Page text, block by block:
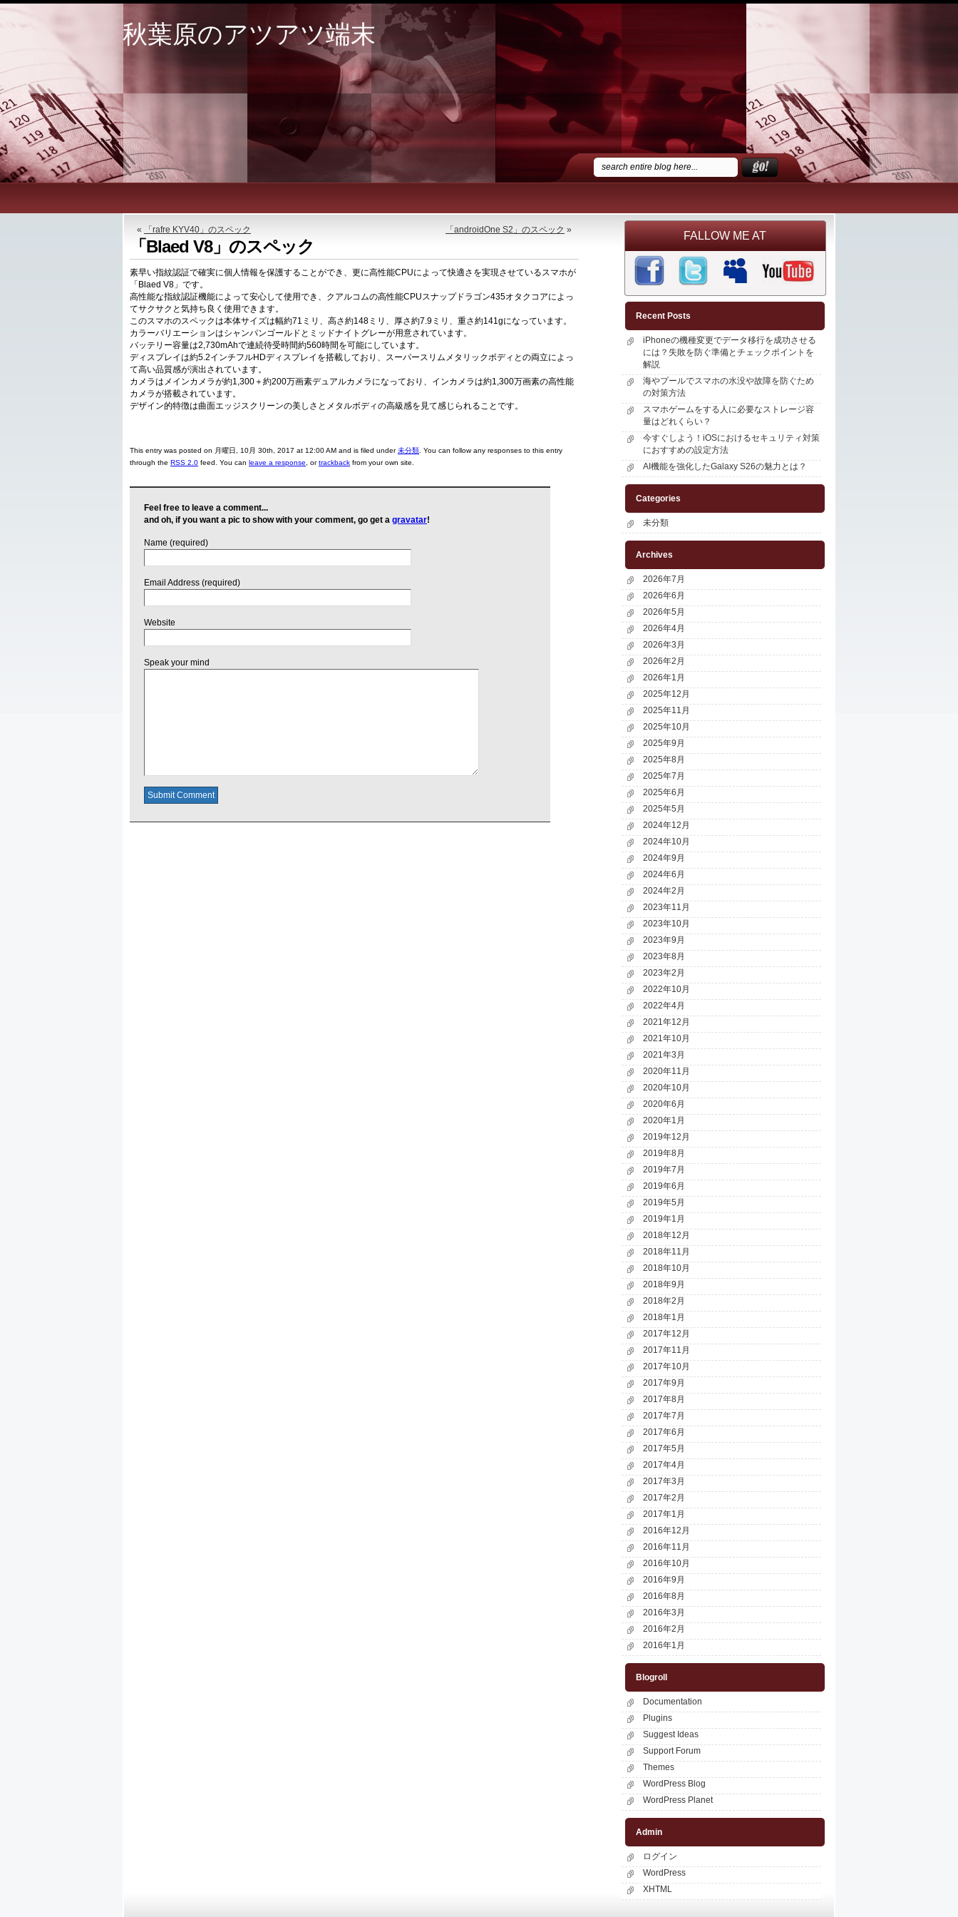
秋葉原のアツアツ端末
« 「rafre KYV40」のスペック 「androidOne S2」のスペック »
「Blaed V8」のスペック
素早い指紋認証で確実に個人情報を保護することができ、更に高性能CPUによって快適さを実現させているスマホが
「Blaed V8」です。
高性能な指紋認証機能によって安心して使用でき、クアルコムの高性能CPUスナップドラゴン435オタクコアによっ
てサクサクと気持ち良く使用できます。
このスマホのスペックは本体サイズは幅約71ミリ、高さ約148ミリ、厚さ約7.9ミリ、重さ約141gになっています。
カラーバリエーションはシャンパンゴールドとミッドナイトグレーが用意されています。
バッテリー容量は2,730mAhで連続待受時間約560時間を可能にしています。
ディスプレイは約5.2インチフルHDディスプレイを搭載しており、スーパースリムメタリックボディとの両立によっ
て高い品質感が演出されています。
カメラはメインカメラが約1,300＋約200万画素デュアルカメラになっており、インカメラは約1,300万画素の高性能
カメラが搭載されています。
デザイン的特徴は曲面エッジスクリーンの美しさとメタルボディの高級感を見て感じられることです。
This entry was posted on 月曜日, 10月 30th, 2017 at 12:00 AM and is filed under未分類 . You can follow any responses to this entry
through the RSS 2.0 feed. You can leave a response , ortrackback from your own site.
Feel free to leave a comment...
and oh, if you want a pic to show with your comment, go get a gravatar!
Name (required)
Email Address (required)
Website
Speak your mind
FALLOW ME AT
Recent Posts
iPhoneの機種変更でデータ移行を成功させる
には？失敗を防ぐ準備とチェックポイントを
解説
海やプールでスマホの水没や故障を防ぐため
の対策方法
スマホゲームをする人に必要なストレージ容
量はどれくらい？
今すぐしよう！iOSにおけるセキュリティ対策
におすすめの設定方法
AI機能を強化したGalaxy S26の魅力とは？
Categories
未分類
Archives
2026年7月
2026年6月
2026年5月
2026年4月
2026年3月
2026年2月
2026年1月
2025年12月
2025年11月
2025年10月
2025年9月
2025年8月
2025年7月
2025年6月
2025年5月
2024年12月
2024年10月
2024年9月
2024年6月
2024年2月
2023年11月
2023年10月
2023年9月
2023年8月
2023年2月
2022年10月
2022年4月
2021年12月
2021年10月
2021年3月
2020年11月
2020年10月
2020年6月
2020年1月
2019年12月
2019年8月
2019年7月
2019年6月
2019年5月
2019年1月
2018年12月
2018年11月
2018年10月
2018年9月
2018年2月
2018年1月
2017年12月
2017年11月
2017年10月
2017年9月
2017年8月
2017年7月
2017年6月
2017年5月
2017年4月
2017年3月
2017年2月
2017年1月
2016年12月
2016年11月
2016年10月
2016年9月
2016年8月
2016年3月
2016年2月
2016年1月
Blogroll
Documentation
Plugins
Suggest Ideas
Support Forum
Themes
WordPress Blog
WordPress Planet
Admin
ログイン
WordPress
XHTML